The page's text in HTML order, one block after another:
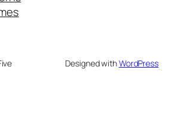
Designed withWordPress